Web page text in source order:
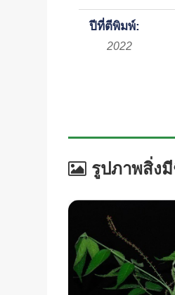
ปีที่ตีพิมพ์:
2022
รูปภาพสิ่ง